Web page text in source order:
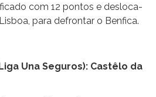
com 12 pontos e desloca-
para defrontar o Benfica.
Una Seguros): Castêlo da